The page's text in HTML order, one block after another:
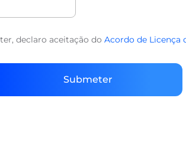
declaro aceitação do Acordo de Licença
Submeter